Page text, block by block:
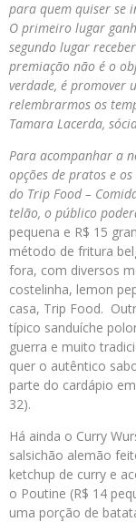
para quem quiser se
O primeiro lugar
segundo lugar
premiação não é o
verdade, é promover
relembrarmos os
Tamara Lacerda,
Para acompanhar a
opções de pratos e
do Trip Food –
telão, o público
pequena e R$ 15
método de fritura
fora, com diversos
costelinha, lemon
casa, Trip Food.
típico sanduíche
guerra e muito
quer o autêntico
parte do cardápio
32).
Há ainda o Curry
salsichão alemão
ketchup de curry e
o Poutine (R$ 14
uma porção de